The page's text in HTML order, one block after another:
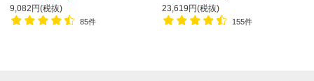
9,082円(税抜)
85件
23,619円(税抜)
155件